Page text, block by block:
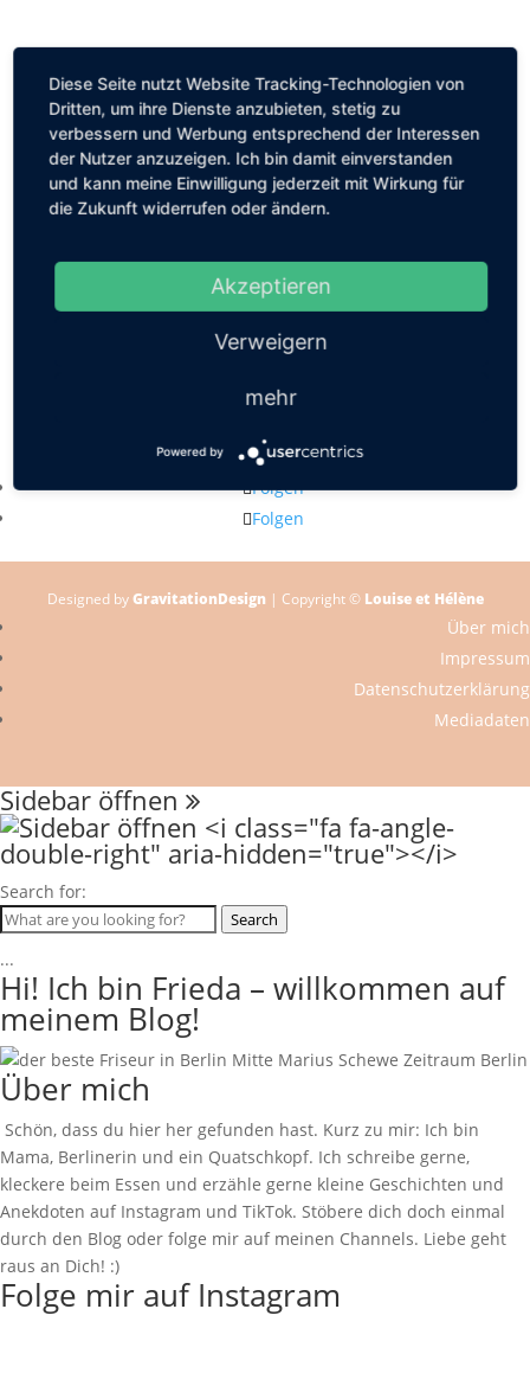
mail@louiseethelene.de
Folgen
Folgen
Designed byGravitationDesign | Copyright © Louise et Hélène
Über mich
Impressum
Datenschutzerklärung
Mediadaten
Sidebar öffnen
Search for:
Search
...
Hi! Ich bin Frieda – willkommen auf
meinem Blog!
Über mich
Schön, dass du hier her gefunden hast. Kurz zu mir: Ich bin
Mama, Berlinerin und ein Quatschkopf. Ich schreibe gerne,
kleckere beim Essen und erzähle gerne kleine Geschichten und
Anekdoten auf Instagram und TikTok. Stöbere dich doch einmal
durch den Blog oder folge mir auf meinen Channels. Liebe geht
raus an Dich! :)
Folge mir auf Instagram
Diese Seite nutzt Website Tracking-Technologien von
Dritten, um ihre Dienste anzubieten, stetig zu
verbessern und Werbung entsprechend der Interessen
der Nutzer anzuzeigen. Ich bin damit einverstanden
und kann meine Einwilligung jederzeit mit Wirkung für
die Zukunft widerrufen oder ändern.
Akzeptieren
Verweigern
mehr
Powered by